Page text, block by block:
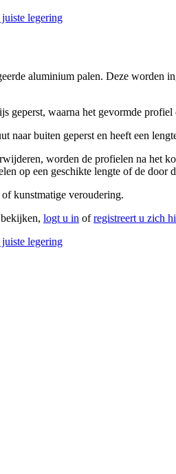
legering
aluminium palen. Deze
waarna het gevormde
naar buiten geperst en heeft een
worden de profielen na het
op een geschikte lengte of de door
kunstmatige veroudering.
logt u in ofregistreert u zich
legering